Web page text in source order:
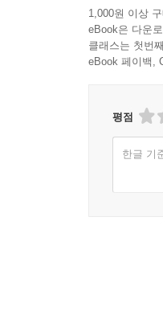
1,000원 이상
eBook은 다운
클래스는 첫번
eBook 페이백,
평점
한글 기